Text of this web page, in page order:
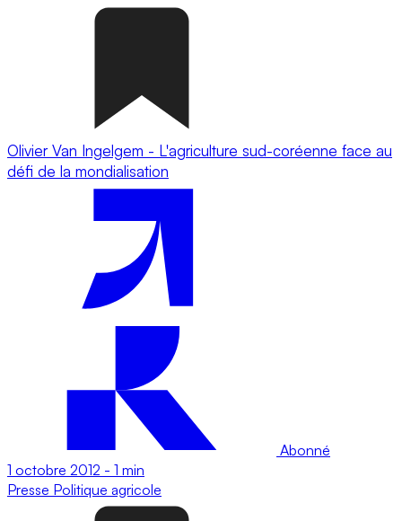
Olivier Van Ingelgem - L'agriculture sud-coréenne face au
défi de la mondialisation
Abonné
1 octobre 2012 - 1 min
Presse Politique agricole